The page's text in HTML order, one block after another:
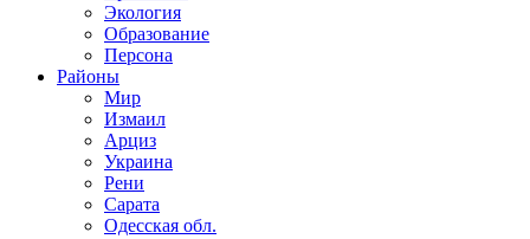
Экология
Образование
Персона
Районы
Мир
Измаил
Арциз
Украина
Рени
Сарата
Одесская обл.